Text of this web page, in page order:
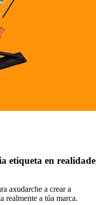
etiqueta en realidade
axudarche a crear a
realmente a túa marca.